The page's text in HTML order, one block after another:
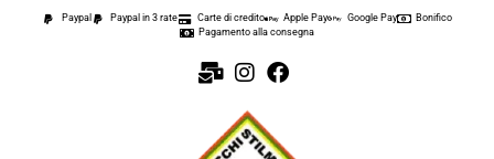
Paypal Paypal in 3 rate Carte di credito Apple Pay Google Pay
Bonifico
Pagamento alla consegna